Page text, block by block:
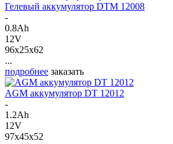
Гелевый аккумулятор DTM 12008
-
0.8Ah
12V
96x25x62
...
подробнее заказать
AGM аккумулятор DT 12012
-
1.2Ah
12V
97x45x52